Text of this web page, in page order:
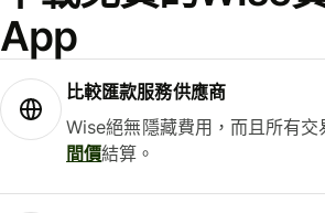
App
比較匯款服務供應商
Wise絕無隱藏費用，而且所有交
間價結算。